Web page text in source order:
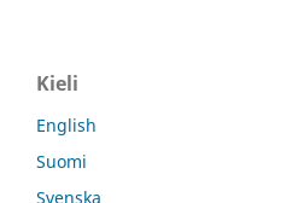
Kieli
English
Suomi
Svenska